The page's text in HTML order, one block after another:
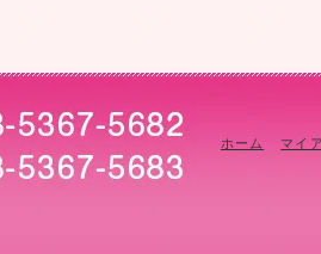
ホーム マイ